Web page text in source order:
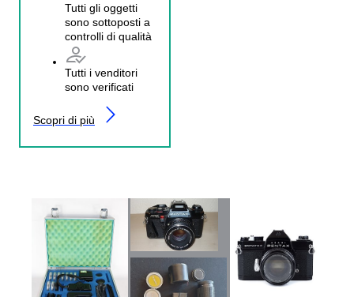
Tutti gli oggetti
sono sottoposti a
controlli di qualità
Tutti i venditori
sono verificati
Scopri di più